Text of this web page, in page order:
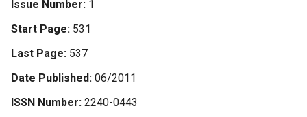
Issue Number 1
Start Page 531
Last Page 537
Date Published 06/2011
ISSN Number 2240-0443